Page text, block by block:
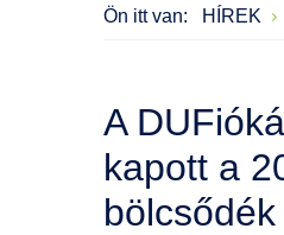
Ön itt van: HÍREK
A
kapott a